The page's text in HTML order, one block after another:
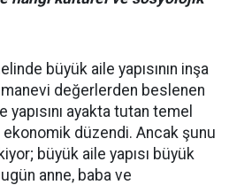
büyük aile yapısının inşa
değerlerden beslenen
ayakta tutan temel
düzendi. Ancak şunu
büyük aile yapısı büyük
anne, baba ve